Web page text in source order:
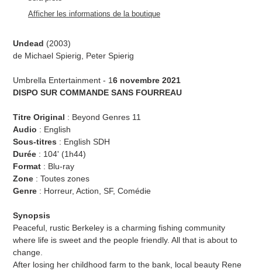
Afficher les informations de la boutique
Undead (2003)
de Michael Spierig, Peter Spierig
Umbrella Entertainment - 16 novembre 2021
DISPO SUR COMMANDE SANS FOURREAU
Titre Original : Beyond Genres 11
Audio : English
Sous-titres : English SDH
Durée : 104' (1 h44)
Format : Blu-ray
Zone : Toutes zones
Genre : Horreur, Action, SF, Comédie
Synopsis
Peaceful, rustic Berkeley is a charming fishing community
where life is sweet and the people friendly. All that is about to
change.
After losing her childhood farm to the bank, local beauty Rene